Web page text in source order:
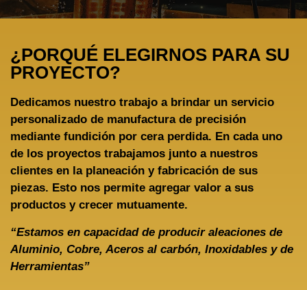
¿PORQUÉ ELEGIRNOS PARA SU
PROYECTO?
Dedicamos nuestro trabajo a brindar un servicio
personalizado de manufactura de precisión
mediante fundición por cera perdida. En cada uno
de los proyectos trabajamos junto a nuestros
clientes en la planeación y fabricación de sus
piezas. Esto nos permite agregar valor a sus
productos y crecer mutuamente.
“Estamos en capacidad de producir aleaciones de
Aluminio, Cobre, Aceros al carbón, Inoxidables y de
Herramientas”